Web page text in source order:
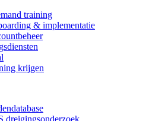
training
& implementatie
krijgen
dreigingsonderzoek